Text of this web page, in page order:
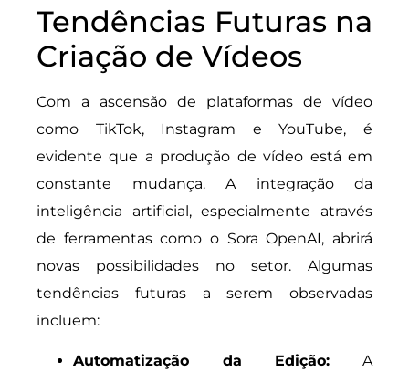
Tendências Futuras na
Criação de Vídeos
Com a ascensão de plataformas de vídeo
como TikTok, Instagram e YouTube, é
evidente que a produção de vídeo está em
constante mudança. A integração da
inteligência artificial, especialmente através
de ferramentas como o Sora OpenAI, abrirá
novas possibilidades no setor. Algumas
tendências futuras a serem observadas
incluem:
Automatização da Edição: A